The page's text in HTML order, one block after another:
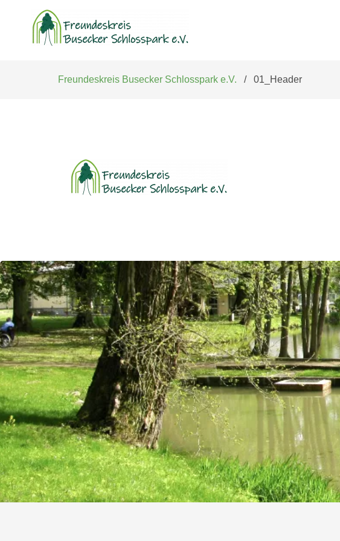
Navigation
überspringen
Freundeskreis Busecker Schlosspark e.V. 01_Header